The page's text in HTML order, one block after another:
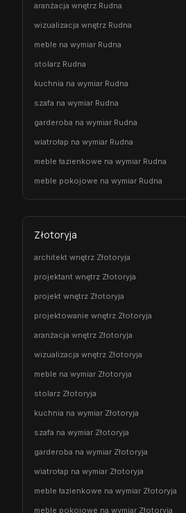
aranżacja wnętrz Rudna
wizualizacja wnętrz Rudna
meble na wymiar Rudna
stolarz Rudna
kuchnia na wymiar Rudna
szafa na wymiar Rudna
garderoba na wymiar Rudna
wiatrołap na wymiar Rudna
meble łazienkowe na wymiar Rudna
meble pokojowe na wymiar Rudna
Złotoryja
architekt wnętrz Złotoryja
projektant wnętrz Złotoryja
projekt wnętrz Złotoryja
projektowanie wnętrz Złotoryja
aranżacja wnętrz Złotoryja
wizualizacja wnętrz Złotoryja
meble na wymiar Złotoryja
stolarz Złotoryja
kuchnia na wymiar Złotoryja
szafa na wymiar Złotoryja
garderoba na wymiar Złotoryja
wiatrołap na wymiar Złotoryja
meble łazienkowe na wymiar Złotoryja
meble pokojowe na wymiar Złotoryja